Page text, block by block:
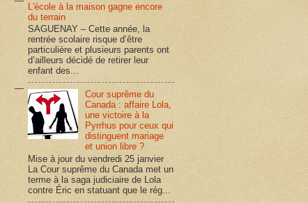
L'école à la maison gagne encore
du terrain
SAGUENAY – Cette année, la
rentrée scolaire risque d’être
particulière et plusieurs parents ont
d’ailleurs décidé de retirer leur
enfant des...
Cour suprême du
Canada : affaire Lola,
une victoire à la
Pyrrhus pour ceux qui
distinguent mariage
et union libre ?
Mise à jour du vendredi 25 janvier
La Cour suprême du Canada met un
terme à la saga judiciaire de Lola
contre Éric en statuant que le rég...